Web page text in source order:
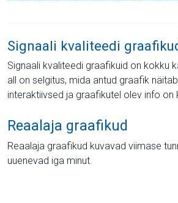
Signaali kvaliteedi
Signaali kvaliteedi graafikuid on kokku
all on selgitus, mida antud graafik
interaktiivsed ja graafikutel olev info on
Reaalaja graafikud
Reaalaja graafikud kuvavad viimase
uuenevad iga minut.